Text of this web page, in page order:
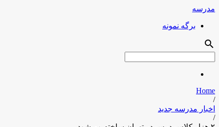
مدرسه
برگه نمونه
search
Home
/
اخبار مدرسه جدید
/